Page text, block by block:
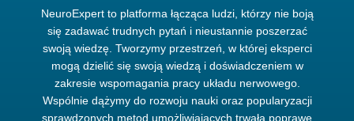
NeuroExpert to platforma łącząca ludzi, którzy nie boją
się zadawać trudnych pytań i nieustannie poszerzać
swoją wiedzę. Tworzymy przestrzeń, w której eksperci
mogą dzielić się swoją wiedzą i doświadczeniem w
zakresie wspomagania pracy układu nerwowego.
Wspólnie dążymy do rozwoju nauki oraz popularyzacji
sprawdzonych metod umożliwiających trwałą poprawę